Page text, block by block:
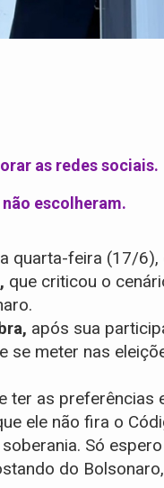
as redes sociais.
escolheram.
quarta-feira (17/
que criticou o
após sua
se meter nas
ter as
ele não fira o
Só
do